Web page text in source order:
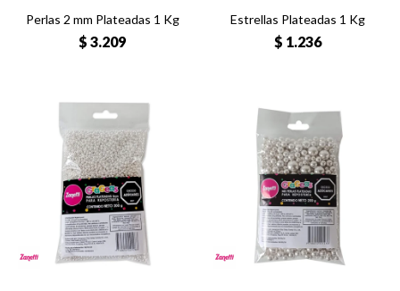
Perlas 2 mm Plateadas 1 Kg
$ 3.209
Estrellas Plateadas 1 Kg
$ 1.236